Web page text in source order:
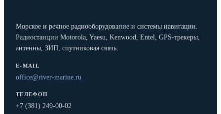
Морское и речное радиооборудование и системы навигации.
Радиостанции Motorola, Yaesu, Kenwood, Entel, GPS-трекеры,
антенны, ЗИП, спутниковая связь.
E-MAIL
office@river-marine.ru
ТЕЛЕФОН
+7 (381) 249-00-02